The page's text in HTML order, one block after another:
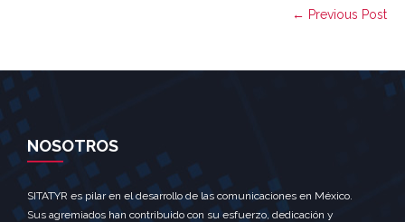
← Previous Post
NOSOTROS
SITATYR es pilar en el desarrollo de las comunicaciones en México.
Sus agremiados han contribuido con su esfuerzo, dedicación y